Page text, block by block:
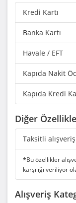
Kredi Kartı
Banka Kartı
Havale / EFT
Kapıda Nakit
Kapıda Kredi
Diğer
Taksitli alışveriş
*Bu özellikler
karşılığı veriliyor
Alışveriş